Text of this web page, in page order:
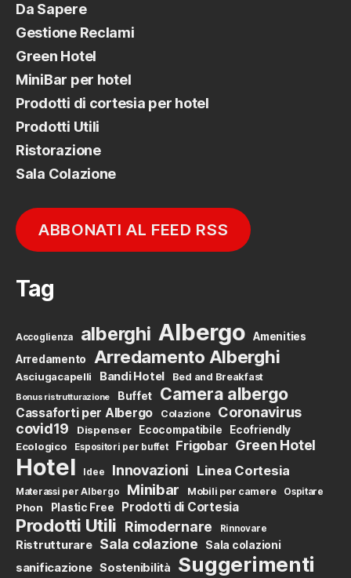
Da Sapere
Gestione Reclami
Green Hotel
MiniBar per hotel
Prodotti di cortesia per hotel
Prodotti Utili
Ristorazione
Sala Colazione
ABBONATI AL FEED RSS
Tag
Accoglienza alberghi Albergo
Amenities
Arredamento
Arredamento Alberghi
Asciugacapelli Bandi Hotel Bed and Breakfast
Bonus ristrutturazione Buffet Camera albergo
Cassaforti per Albergo Colazione
Coronavirus
covid19
Dispenser Ecocompatibile
Ecofriendly
Ecologico
Espositori per buffet Frigobar Green Hotel
Hotel Idee Innovazioni Linea Cortesia
Materassi per Albergo Minibar Mobili per camere Ospitare
Phon Plastic Free Prodotti di Cortesia
Prodotti Utili Rimodernare Rinnovare
Ristrutturare Sala colazione Sala colazioni
sanificazione Sostenibilità Suggerimenti